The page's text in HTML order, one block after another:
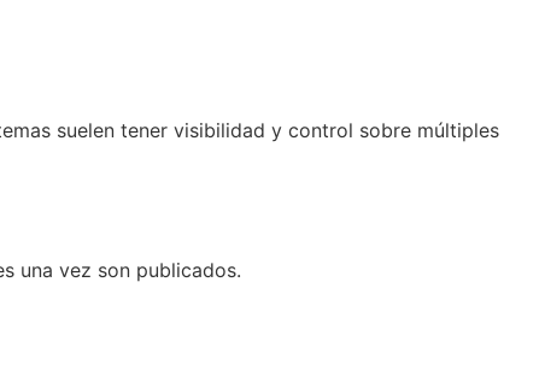
suelen tener visibilidad y control sobre múltiples
una vez son publicados.